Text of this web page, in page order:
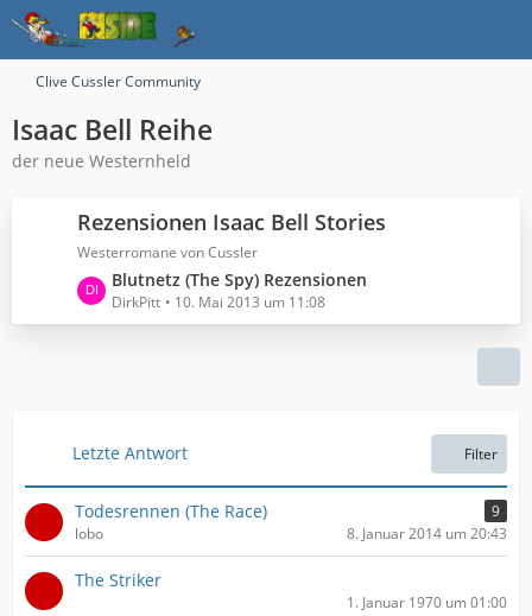
Clive Cussler Community
Isaac Bell Reihe
der neue Westernheld
Rezensionen Isaac Bell Stories
Westerromane von Cussler
L
e
t
e
t
r
ä
g
e
Blutnetz (The Spy) Rezensionen
DirkPitt 10. Mai 2013 um 11:08
Letzte Antwort Filter
Todesrennen (The Race)
9
lobo
8. Januar 2014 um 20:43
The Striker
1. Januar 1970 um 01:00